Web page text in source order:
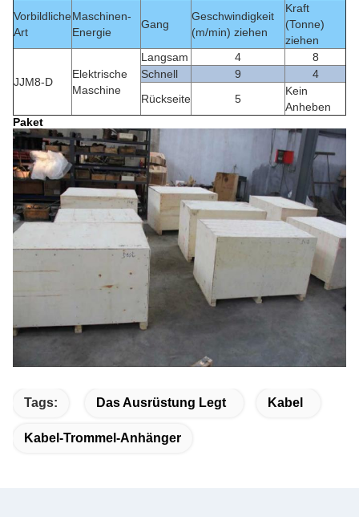
Vorbildliche
Art
Maschinen-
Energie
Gang
Geschwindigkeit
(m/min) ziehen
Kraft
(Tonne)
ziehen
JJM8-D
Elektrische
Maschine
Langsam 4
8
Schnell
9
4
Rückseite
5
Kein
Anheben
Paket
Tags: Das Ausrüstung Legt Kabel
Kabel-Trommel-Anhänger